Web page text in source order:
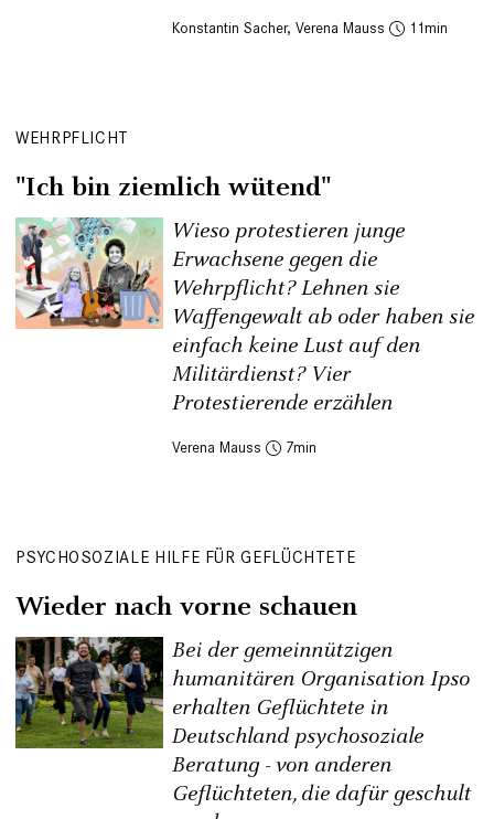
Konstantin Sacher,Verena Mauss 11
WEHRPFLICHT
"Ich bin ziemlich wütend"
Wieso protestieren junge
Erwachsene gegen die
Wehrpflicht? Lehnen sie
Waffengewalt ab oder haben sie
einfach keine Lust auf den
Militärdienst? Vier
Protestierende erzählen
Verena Mauss 7
PSYCHOSOZIALE HILFE FÜR GEFLÜCHTETE
Wieder nach vorne schauen
Bei der gemeinnützigen
humanitären Organisation Ipso
erhalten Geflüchtete in
Deutschland psychosoziale
Beratung - von anderen
Geflüchteten, die dafür geschult